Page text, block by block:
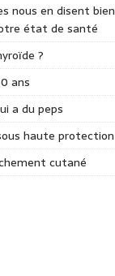
nous en disent bien
état de santé
?
ans
a du peps
haute protection
cutané